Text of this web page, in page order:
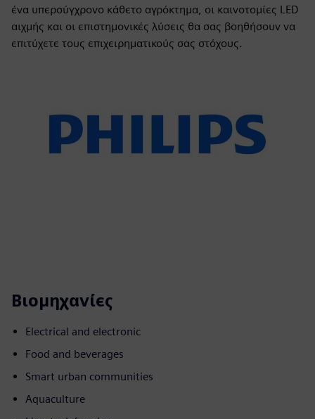
ένα υπερσύγχρονο κάθετο αγρόκτημα, οι καινοτομίες LED
αιχμής και οι επιστημονικές λύσεις θα σας βοηθήσουν να
επιτύχετε τους επιχειρηματικούς σας στόχους.
Βιομηχανίες
Electrical and electronic
Food and beverages
Smart urban communities
Aquaculture